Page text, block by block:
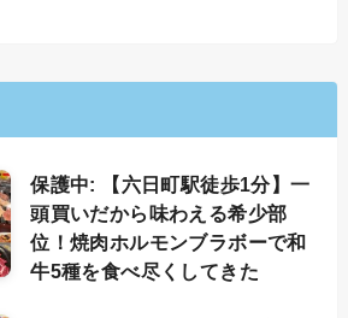
保護中: 【六日町駅徒歩1分】一
頭買いだから味わえる希少部
位！焼肉ホルモンブラボーで和
牛5種を食べ尽くしてきた